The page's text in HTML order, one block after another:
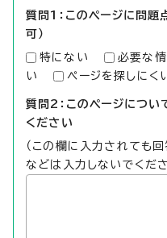
質問1：このページに問題
可）
特にない 必要な
い
ページを探しにく
質問2：このページについ
ください
（この欄に入力されても
などは入力しないでくださ